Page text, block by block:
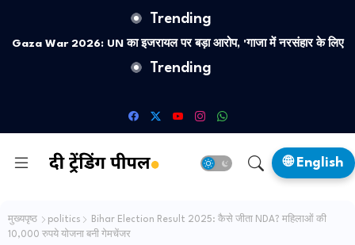
Trending
Gaza War 2026: UN का इजरायल पर बड़ा आरोप, 'गाजा में नरसंहार के लिए
बच्चों को जानबूझकर बना रहे निशाना'
Trending
🌐 English
मुख्यपृष्ठ politics
Bihar Election Result 2025: कैसे जीता NDA? महिलाओं की
10,000 रुपये योजना बनी गेमचेंजर